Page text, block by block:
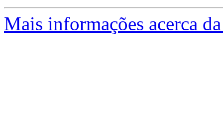
Mais informações acerca